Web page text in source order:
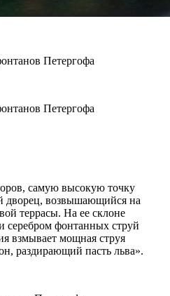
самую высокую точку
дворец, возвышающийся на
террасы. На ее склоне
серебром фонтанных струй
взмывает мощная струя
раздирающий пасть льва».